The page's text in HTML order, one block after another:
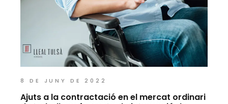
8 DE JUNY DE 2022
Ajuts a la contractació en el mercat ordinari